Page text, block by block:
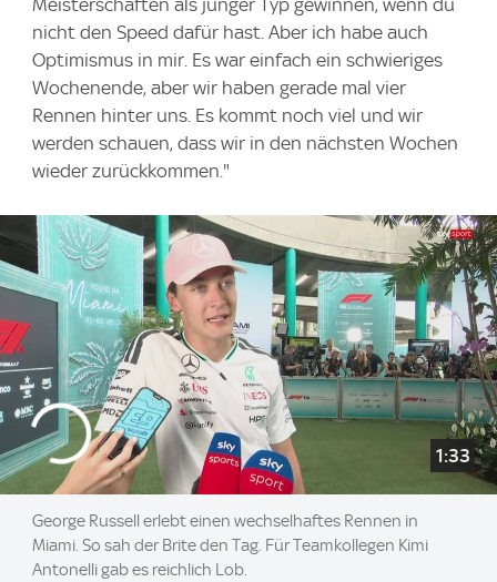
nicht den Speed dafür hast. Aber ich habe auch
Optimismus in mir. Es war einfach ein schwieriges
Wochenende, aber wir haben gerade mal vier
Rennen hinter uns. Es kommt noch viel und wir
werden schauen, dass wir in den nächsten Wochen
wieder zurückkommen."
1:33
George Russell erlebt einen wechselhaftes Rennen in
Miami. So sah der Brite den Tag. Für Teamkollegen Kimi
Antonelli gab es reichlich Lob.